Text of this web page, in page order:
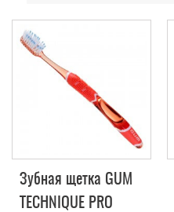
Зубная щетка GUM
TECHNIQUE PRO